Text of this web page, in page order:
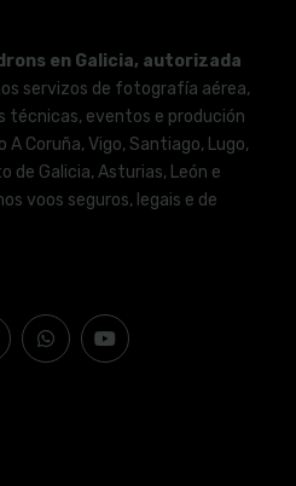
en Galicia, autorizada
servizos de fotografía aérea,
técnicas, eventos e produción
Coruña, Vigo, Santiago, Lugo,
de Galicia, Asturias, León e
voos seguros, legais e de